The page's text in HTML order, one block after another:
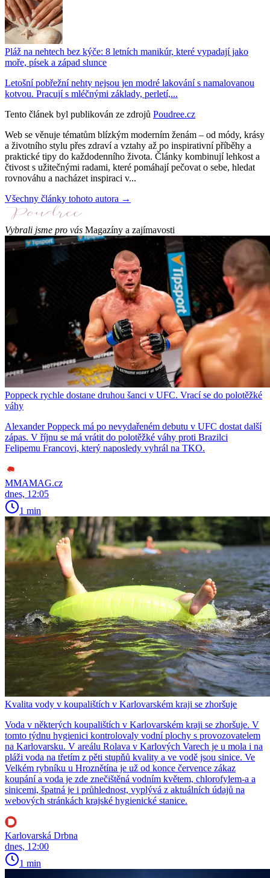
Pláž na nehtech bez kýče: 8 letních manikúr, které vypadají jako
moře, písek a západ slunce
Letošní pobřežní nehty nejsou jen modré lakování s namalovanou
kotvou. Pracují s mléčnými základy, perletí,...
Tento článek byl publikován ze zdrojů Poudree.cz
Web se věnuje tématům blízkým moderním ženám – od módy, krásy
a životního stylu přes zdraví a vztahy až po inspirativní příběhy a
praktické tipy do každodenního života. Články kombinují lehkost a
čtivost s užitečnými radami, které pomáhají pečovat o sebe, hledat
rovnováhu a nacházet inspiraci v...
Všechny články tohoto autora →
Vybrali jsme pro vás Magazíny a zajímavosti
Poppeck rychle dostane druhou šanci v UFC. Vrací se do polotěžké
váhy
Alexander Poppeck má po nevydařeném debutu v UFC dostat další
zápas. V říjnu se má vrátit do polotěžké váhy proti Brazilci
Felipemu Francovi, který naposledy vyhrál na TKO.
MMAMAG.cz
dnes, 12:05
1 min
Kvalita vody v koupalištích v Karlovarském kraji se zhoršuje
Voda v některých koupalištích v Karlovarském kraji se zhoršuje. V
tomto týdnu hygienici kontrolovaly vodní plochy s provozovatelem
na Karlovarsku. V areálu Rolava v Karlových Varech je u mola i na
pláži voda na třetím z pěti stupňů kvality a ve vodě jsou sinice. Ve
Velkém rybníku u Hroznětína je už od konce července zákaz
koupání a voda je zde znečištěná vodním květem, chlorofylem-a a
sinicemi, špatná je i průhlednost, vyplývá z aktuálních údajů na
webových stránkách krajské hygienické stanice.
Karlovarská Drbna
dnes, 12:00
1 min